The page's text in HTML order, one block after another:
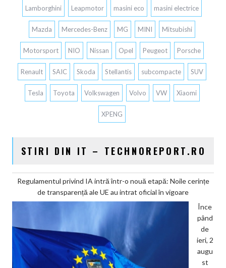
Lamborghini Leapmotor masini eco masini electrice
Mazda Mercedes-Benz MG MINI Mitsubishi
Motorsport NIO Nissan Opel Peugeot Porsche
Renault SAIC Skoda Stellantis subcompacte SUV
Tesla Toyota Volkswagen Volvo VW Xiaomi
XPENG
STIRI DIN IT – TECHNOREPORT.RO
Regulamentul privind IA intră într-o nouă etapă: Noile cerințe
de transparență ale UE au intrat oficial în vigoare
Înce
pând
de
ieri, 2
augu
st